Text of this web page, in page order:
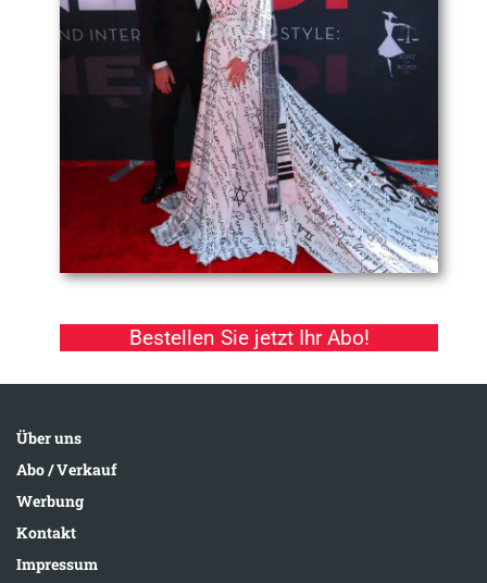
Bestellen Sie jetzt Ihr Abo!
Über uns
Abo / Verkauf
Werbung
Kontakt
Impressum